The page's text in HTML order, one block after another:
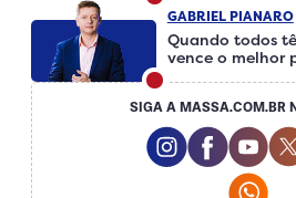
GABRIEL PIANARO
Quando todos
vence o melhor
SIGA A MASSA.COM.BR
Instagram